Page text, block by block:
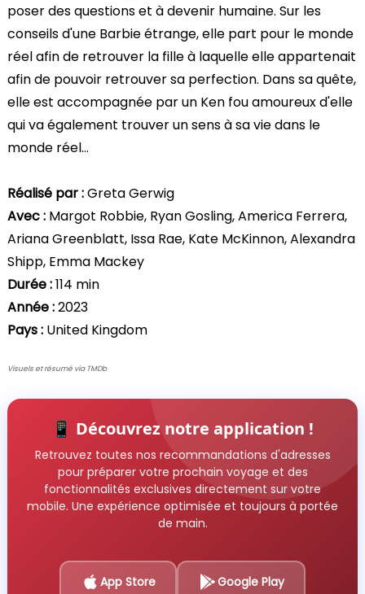
poser des questions et à devenir humaine. Sur les
conseils d'une Barbie étrange, elle part pour le monde
réel afin de retrouver la fille à laquelle elle appartenait
afin de pouvoir retrouver sa perfection. Dans sa quête,
elle est accompagnée par un Ken fou amoureux d'elle
qui va également trouver un sens à sa vie dans le
monde réel…
Réalisé par :Greta Gerwig
Avec : Margot Robbie, Ryan Gosling, America Ferrera,
Ariana Greenblatt, Issa Rae, Kate McKinnon, Alexandra
Shipp, Emma Mackey
Durée :114 min
Année :2023
Pays : United Kingdom
Visuels et résumé via TMDb
📱 Découvrez notre application !
Retrouvez toutes nos recommandations d'adresses
pour préparer votre prochain voyage et des
fonctionnalités exclusives directement sur votre
mobile. Une expérience optimisée et toujours à portée
de main.
App Store Google Play